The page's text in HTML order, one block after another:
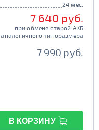
24 мес.
7 640 руб.
при обмене старой АКБ
аналогичного типоразмера
7 990 руб.
В КОРЗИНУ